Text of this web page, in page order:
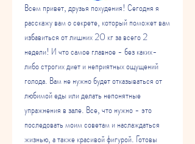
Всем привет, друзья похудения! Сегодня я
расскажу вам о секрете, который поможет вам
избавиться от лишних 20 кг за всего 2
недели! И что самое главное - без каких-
либо строгих диет и неприятных ощущений
голода. Вам не нужно будет отказываться от
любимой еды или делать непонятные
упражнения в зале. Все, что нужно - это
последовать моим советам и наслаждаться
жизнью, а также красивой фигурой. Готовы